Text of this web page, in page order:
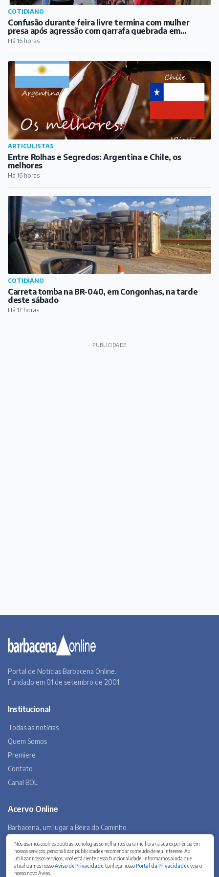
Nós usamos cookies e outras tecnologias semelhantes para melhorar a sua experiência em
nossos serviços, personalizar publicidade e recomendar conteúdo de seu interesse. Ao
utilizar nossos serviços, você está ciente dessa funcionalidade. Informamos ainda que
atualizamos nossoAviso de Privacidade . Conheça nossoPortal da Privacidadee veja o
nosso novo Aviso.
ARTICULISTAS
Entre Rolhas e Segredos: Argentina e Chile, os
melhores
Há 16 horas
COTIDIANO
Carreta tomba na BR-040, em Congonhas, na tarde
deste sábado
Há 17 horas
PUBLICIDADE
Contato
Acervo Online
Barbacena, um lugar a Beira do Caminho
Museu Virtual
Museu do Tropeirismo
Copyright 2026 © Barbacena Online. Todos os direitos reservados.